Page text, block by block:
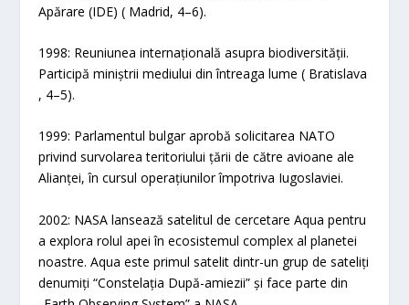
Apărare (IDE) ( Madrid, 4–6).
1998: Reuniunea internațională asupra biodiversității.
Participă miniștrii mediului din întreaga lume ( Bratislava
, 4–5).
1999: Parlamentul bulgar aprobă solicitarea NATO
privind survolarea teritoriului țării de către avioane ale
Alianței, în cursul operațiunilor împotriva Iugoslaviei.
2002: NASA lansează satelitul de cercetare Aqua pentru
a explora rolul apei în ecosistemul complex al planetei
noastre. Aqua este primul satelit dintr-un grup de sateliți
denumiți “Constelația După-amiezii” și face parte din